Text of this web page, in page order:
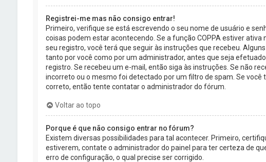
Registrei-me mas não consigo entrar!
Primeiro, verifique se está escrevendo o seu nome de usuário e
coisas podem estar acontecendo. Se a função COPPA estiver
seu registro, você terá que seguir às instruções que recebeu.
tanto por você como por um administrador, antes que seja
registro. Se recebeu um e-mail, então siga às instruções. Se não
incorreto ou o mesmo foi detectado por um filtro de spam. Se
correto, então tente contatar o administrador do fórum.
Voltar ao topo
Porque é que não consigo entrar no fórum?
Existem diversas possibilidades para tal acontecer. Primeiro,
estiverem, contate o administrador do painel para ter certeza de
erro de configuração, o qual precise ser corrigido.